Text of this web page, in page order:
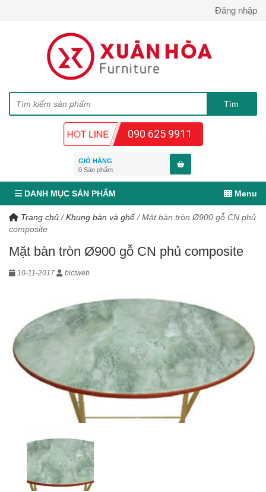
Đăng nhập
090 625 9911
GIỎ HÀNG
0 Sản phẩm
DANH MỤC SẢN PHẨM Menu
Trang chủ /Khung bàn và ghế/Mặt bàn tròn Ø900 gỗ CN phủ
composite
Mặt bàn tròn Ø900 gỗ CN phủ composite
10-11-2017 bictweb